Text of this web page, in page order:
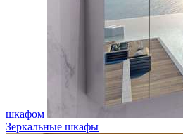
шкафом
Зеркальные шкафы